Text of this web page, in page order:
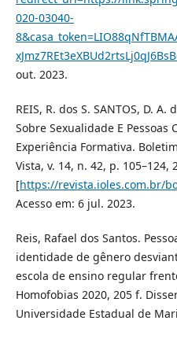
020-03040-
out. 2023.
REIS, R. dos S. SANTOS, D.
Sobre Sexualidade E Pessoas
Experiência Formativa.
Vista, v. 14, n. 42, p. 105–124,
[https://revista.ioles.com.br/
Acesso em: 6 jul. 2023.
Reis, Rafael dos Santos.
identidade de gênero
escola de ensino regular
Homofobias 2020, 205 f.
Universidade Estadual de